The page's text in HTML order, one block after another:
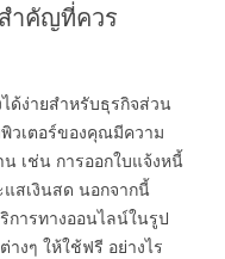
ำคัญที่ควร
ด้ง่ายสำหรับธุรกิจส่วน
วเตอร์ของคุณมีความ
เช่น การออกใบแจ้งหนี้
แสเงินสด นอกจากนี้
ารทางออนไลน์ในรูป
งๆ ให้ใช้ฟรี อย่างไร